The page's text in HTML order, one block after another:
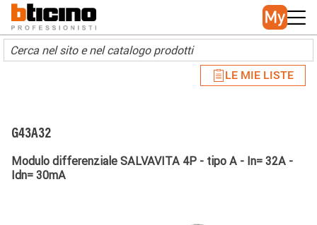
Skip to main content
Main navigation
LE MIE LISTE
G43A32
Modulo differenziale SALVAVITA 4P - tipo A - In= 32A -
Idn= 30mA